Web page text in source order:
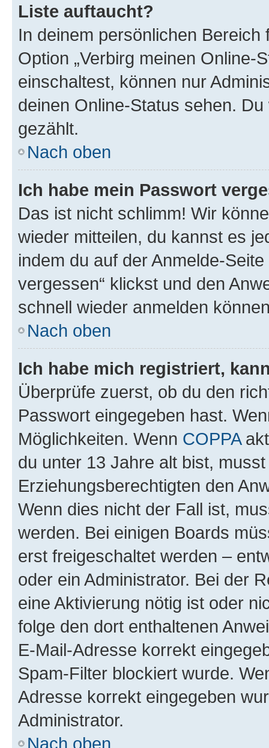
Liste auftaucht?
In deinem persönlichen
Option „Verbirg meinen Online-
einschaltest, können nur
deinen Online-Status sehen.
gezählt.
Nach oben
Ich habe mein Passwort
Das ist nicht schlimm! Wir
wieder mitteilen, du kannst es
indem du auf der Anmelde-
vergessen“ klickst und den
schnell wieder anmelden
Nach oben
Ich habe mich registriert,
Überprüfe zuerst, ob du den
Passwort eingegeben hast.
Möglichkeiten. Wenn COPPA
du unter 13 Jahre alt bist,
Erziehungsberechtigten den
Wenn dies nicht der Fall ist,
werden. Bei einigen Boards
erst freigeschaltet werden –
oder ein Administrator. Bei der
eine Aktivierung nötig ist oder
folge den dort enthaltenen
E-Mail-Adresse korrekt
Spam-Filter blockiert wurde.
Adresse korrekt eingegeben
Administrator.
Nach oben